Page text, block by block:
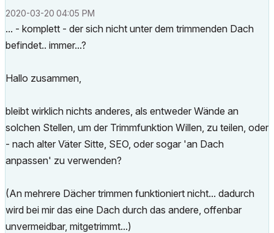
‎2020-03-20 04:05 PM
... - komplett - der sich nicht unter dem trimmenden Dach
befindet.. immer...?
Hallo zusammen,
bleibt wirklich nichts anderes, als entweder Wände an
solchen Stellen, um der Trimmfunktion Willen, zu teilen, oder
- nach alter Väter Sitte, SEO, oder sogar 'an Dach
anpassen' zu verwenden?
(An mehrere Dächer trimmen funktioniert nicht... dadurch
wird bei mir das eine Dach durch das andere, offenbar
unvermeidbar, mitgetrimmt...)